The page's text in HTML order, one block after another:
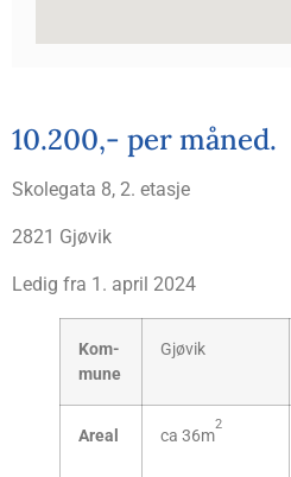
10.200,- per måned.
Skole­gata 8, 2. etasje
2821 Gjø­vik
Ledig fra 1. april 2024
Kom­
mu­ne
Gjø­vik
Are­al ca 36m
2